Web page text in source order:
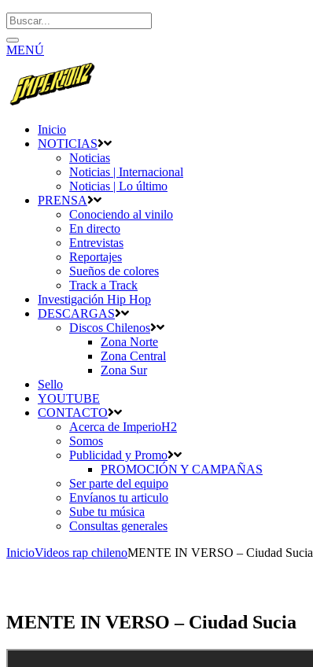
MENÚ
Inicio
NOTICIAS
Noticias
Noticias | Internacional
Noticias | Lo último
PRENSA
Conociendo al vinilo
En directo
Entrevistas
Reportajes
Sueños de colores
Track a Track
Investigación Hip Hop
DESCARGAS
Discos Chilenos
Zona Norte
Zona Central
Zona Sur
Sello
YOUTUBE
CONTACTO
Acerca de ImperioH2
Somos
Publicidad y Promo
PROMOCIÓN Y CAMPAÑAS
Ser parte del equipo
Envíanos tu articulo
Sube tu música
Consultas generales
InicioVideos rap chilenoMENTE IN VERSO – Ciudad Sucia
MENTE IN VERSO – Ciudad Sucia